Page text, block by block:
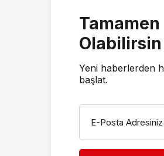
Olabilirsin
Yeni haberlerden
başlat.
E-Posta Adresiniz